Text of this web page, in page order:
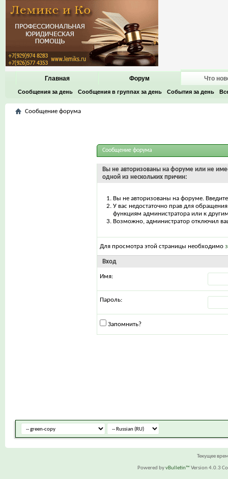
Главная Форум Что
Сообщения за день Сообщения в группах за день События за день
Сообщение форума
Сообщение форума
Вы не авторизованы на форуме или не
одной из нескольких причин:
Вы не авторизованы на форуме.
У вас недостаточно прав для
функциям администратора или к
Возможно, администратор отключил
Для просмотра этой страницы необходимо
Вход
Имя:
Пароль:
Запомнить?
Текущее
Powered byvBulletin™ Version 4.0.3